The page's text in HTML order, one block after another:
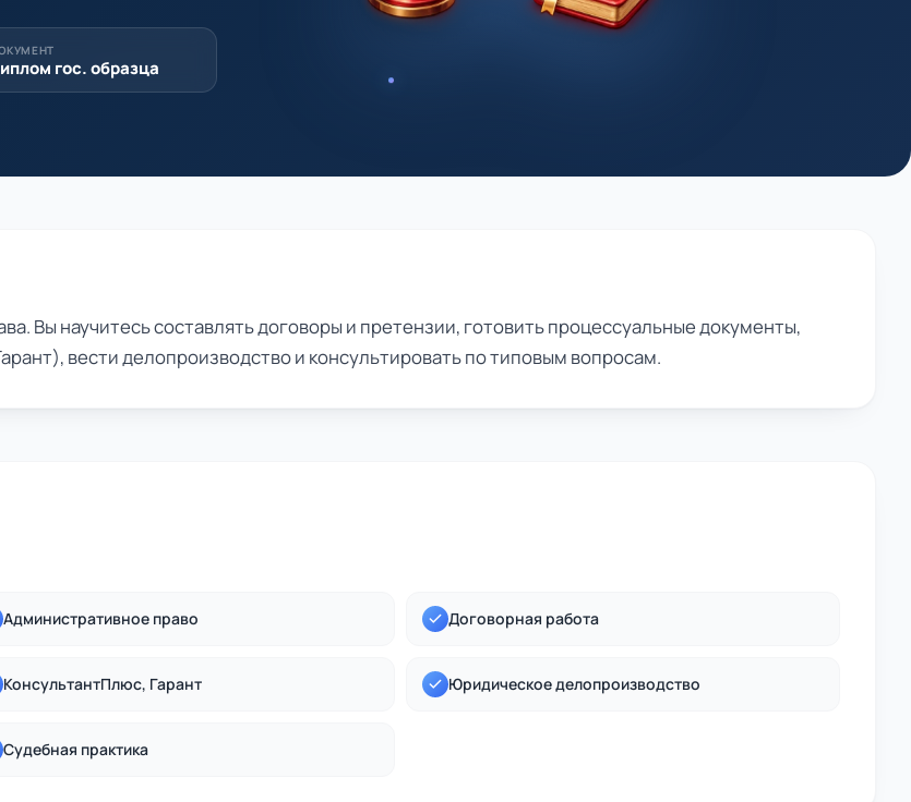
гос. образца
Вы научитесь составлять договоры и претензии, готовить процессуальные документы,
вести делопроизводство и консультировать по типовым вопросам.
Административное право Договорная работа
КонсультантПлюс, Гарант Юридическое делопроизводство
Судебная практика